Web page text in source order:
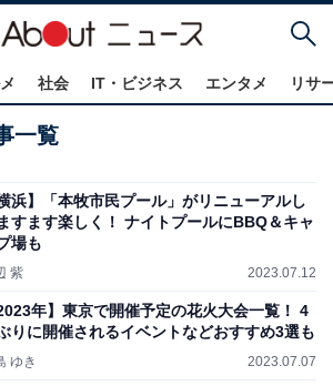
社会 IT・ビジネス エンタメ リサ
一覧
横浜】「本牧市民プール」がリニューアルし
すます楽しく！ ナイトプールにBBQ＆キャ
場も
紫 2023.07.12
2023年】東京で開催予定の花火大会一覧！ 4
りに開催されるイベントなどおすすめ3選も
ゆき 2023.07.07